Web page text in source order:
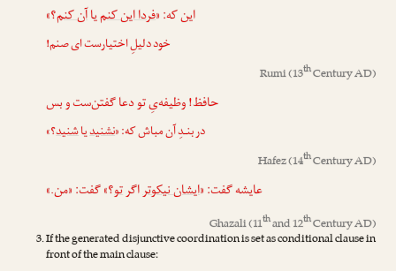
این که: «فردا این کنمیاآن کنم؟»
خود دلیلِ اختیارست ای صنم!
Rumi(13thCentury AD)
حافظ! وظیفه‌یِ تو دعا گفتن‌ست و بس
در بنـدِ آن مباش که: «نشنیدیاشنید؟»
Hafez(14thCentury AD)
عایشه گفت: «ایشان نیکوتراگرتو؟» گفت: «من.»
Ghazali(11thand 12thCentury AD)
If the generated disjunctive coordination is set as conditional clause in
front of the main clause: